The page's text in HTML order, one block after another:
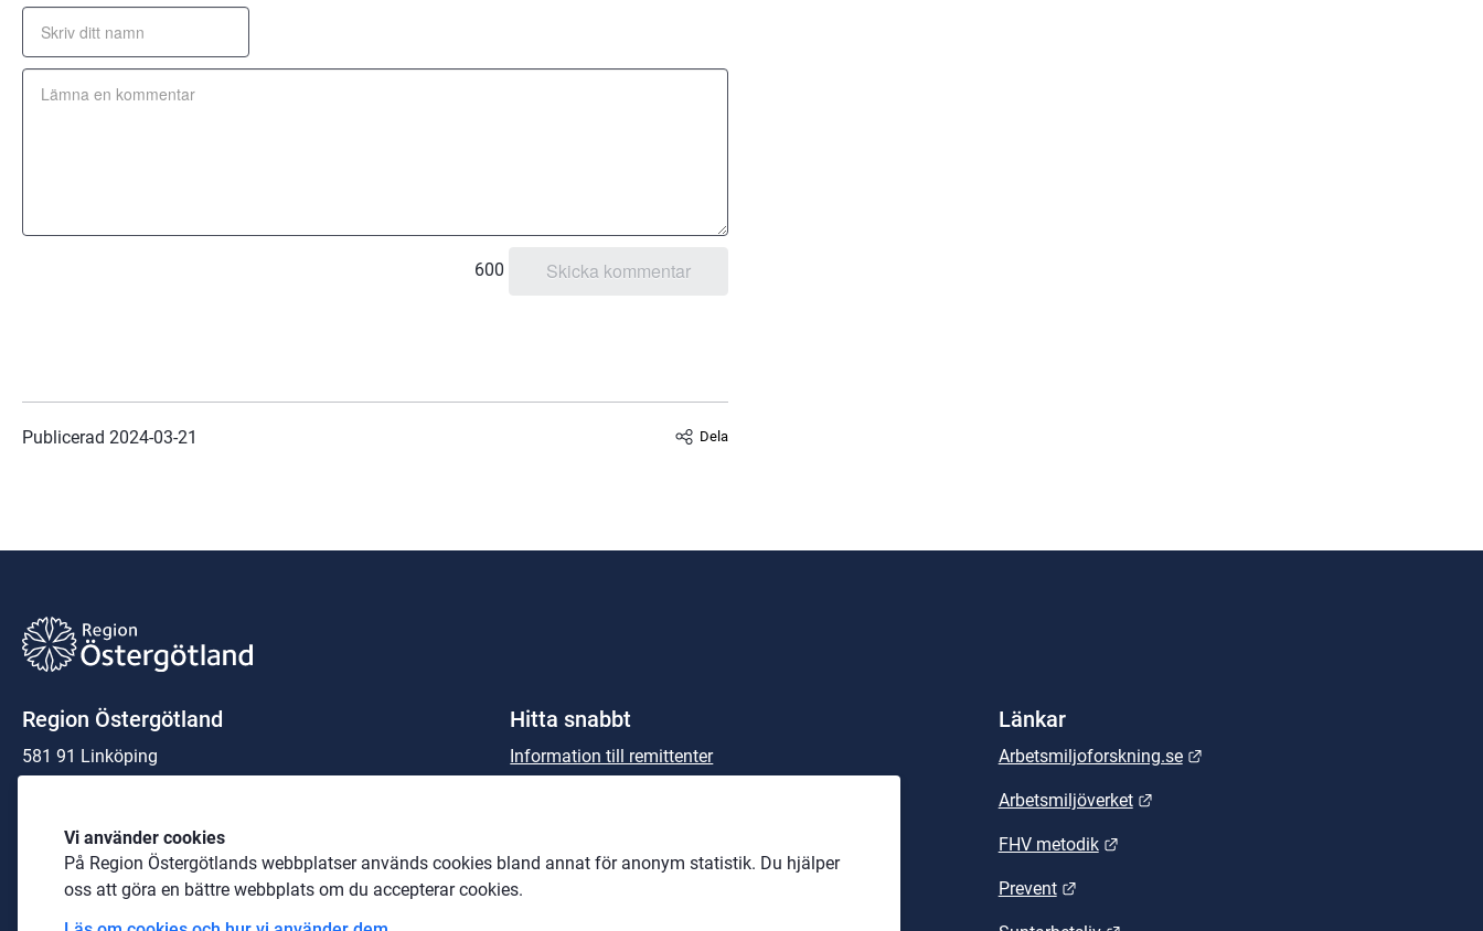
Vi använder cookies
På Region Östergötlands webbplatser används cookies bland annat för anonym statistik. Du hjälper
oss att göra en bättre webbplats om du accepterar cookies.
600
Publicerad 2024-03-21 Dela
Region Östergötland
581 91 Linköping
23 21 00-0040
Telefon: 010-103 00 00 (växel)
Hitta snabbt
Information till remittenter
Här finns vi
Länkar
Arbetsmiljoforskning.se Länk till annan webbplats.
Arbetsmiljöverket Länk till annan webbplats.
FHV metodik Länk till annan webbplats.
Prevent Länk till annan webbplats.